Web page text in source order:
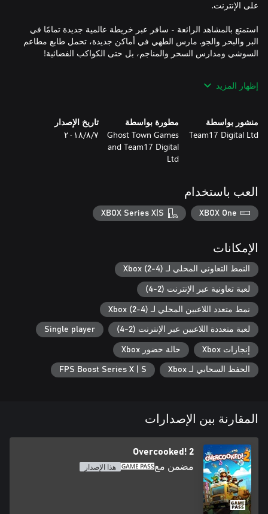
استمتع بالمشاهد الرائعة - سافر عبر خريطة عالمية جديدة تمامًا في
البر والبحر والجو. مارس الطهي في أماكن جديدة، تحمل طابع مطاعم
الأطباق الجديدة، والتي ستأسر الذواقة بمختلف ميولهم، بما في ذلك
حافظ على هدوئك! - سافر عبر الناقلات عن بعد والمنصات المتحركة،
ووفر الوقت بإلقاء المكونات عبر المطابخ المتحركة الديناميكية
والمتطورة. بل إن بعض المطابخ قد تقذف الطهاة إلى أماكن جديدة.
إظهار المزيد
منشور بواسطة
Team17 Digital Ltd
مطورة بواسطة
Ghost Town Games
and Team17 Digital
Ltd
تاريخ الإصدار
٧‏/٨‏/٢٠١٨
العب باستخدام
XBOX One
XBOX Series X|S
الإمكانات
النمط التعاوني المحلي لـ Xbox (2-4)
لعبة تعاونية عبر الإنترنت (2-4)
نمط متعدد اللاعبين المحلي لـ Xbox (2-4)
لعبة متعددة اللاعبين عبر الإنترنت (2-4) Single player
إنجازات Xbox حالة حضور Xbox
الحفظ السحابي لـ Xbox FPS Boost Series X | S
المقارنة بين الإصدارات
Overcooked! 2
مضمن مع هذا الإصدار